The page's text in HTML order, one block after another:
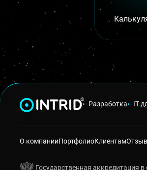
Разработка IT
О компанииПортфолиоКлиентам
Государственная аккредитация